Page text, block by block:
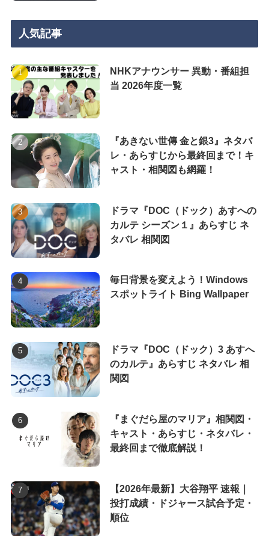
人気記事
NHKアナウンサー 異動・番組担
当 2026年度一覧
『あきない世傳 金と銀3』ネタバ
レ・あらすじから最終回まで！キ
ャスト・相関図も網羅！
ドラマ『DOC（ドック）あすへの
カルテ シーズン１』あらすじ ネ
タバレ 相関図
毎日背景を変えよう！Windows
スポットライト Bing Wallpaper
ドラマ『DOC（ドック）3 あすへ
のカルテ』あらすじ ネタバレ 相
関図
『まぐだら屋のマリア』相関図・
キャスト・あらすじ・ネタバレ・
最終回まで徹底解説！
【2026年最新】大谷翔平 速報｜
投打成績・ドジャース試合予定・
順位